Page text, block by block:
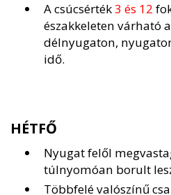
A csúcsérték3 és 12
északkeleten várható
délnyugaton,
idő.
HÉTFŐ
Nyugat felől
túlnyomóan borult
Többfelé valószínű